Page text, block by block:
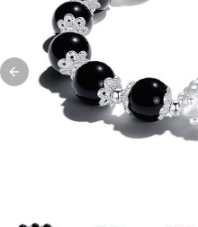
Previous slide